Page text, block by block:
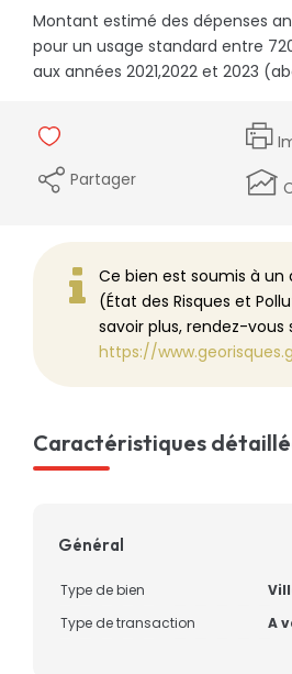
Montant estimé des dépenses
pour un usage standard entre
aux années 2021,2022 et 2023
Partager
Ce bien est soumis à un
(État des Risques et
savoir plus, rendez-vous
https://
Caractéristiques
Général
Type de bien
Type de transaction
A